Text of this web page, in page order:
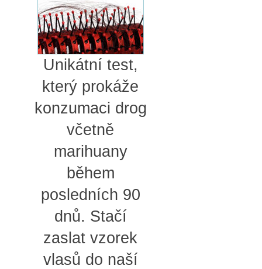
Unikátní test,
který prokáže
konzumaci drog
včetně
marihuany
během
posledních 90
dnů. Stačí
zaslat vzorek
vlasů do naší